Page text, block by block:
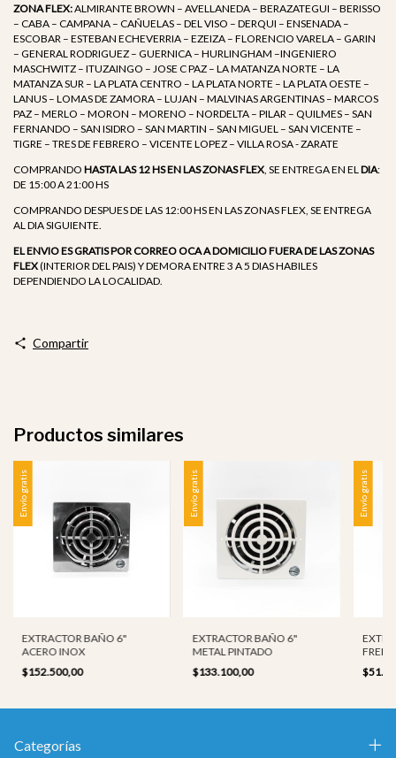
ZONA FLEX:ALMIRANTE BROWN – AVELLANEDA – BERAZATEGUI – BERISSO
– CABA – CAMPANA – CAÑUELAS – DEL VISO – DERQUI – ENSENADA –
ESCOBAR – ESTEBAN ECHEVERRIA – EZEIZA – FLORENCIO VARELA – GARIN
– GENERAL RODRIGUEZ – GUERNICA – HURLINGHAM –INGENIERO
MASCHWITZ – ITUZAINGO – JOSE C PAZ – LA MATANZA NORTE – LA
MATANZA SUR – LA PLATA CENTRO – LA PLATA NORTE – LA PLATA OESTE –
LANUS – LOMAS DE ZAMORA – LUJAN – MALVINAS ARGENTINAS – MARCOS
PAZ – MERLO – MORON – MORENO – NORDELTA – PILAR – QUILMES – SAN
FERNANDO – SAN ISIDRO – SAN MARTIN – SAN MIGUEL – SAN VICENTE –
TIGRE – TRES DE FEBRERO – VICENTE LOPEZ – VILLA ROSA - ZARATE
COMPRANDO HASTA LAS 12 HS EN LAS ZONAS FLEX , SE ENTREGA EN EL DIA:
DE 15:00 A 21:00 HS
COMPRANDO DESPUES DE LAS 12:00 HS EN LAS ZONAS FLEX, SE ENTREGA
AL DIA SIGUIENTE.
EL ENVIO ES GRATIS POR CORREO OCA A DOMICILIO FUERA DE LAS ZONAS
FLEX(INTERIOR DEL PAIS) Y DEMORA ENTRE 3 A 5 DIAS HABILES
DEPENDIENDO LA LOCALIDAD.
Compartir
Productos similares
Envío gratis
EXTRACTOR BAÑO 6"
ACERO INOX
$152.500,00
Envío gratis
EXTRACTOR BAÑO 6"
METAL PINTADO
$133.100,00
Envío gratis
Categorías